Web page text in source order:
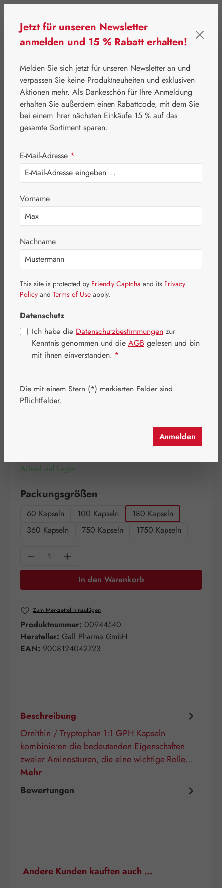
⌂ Gall Pharma Aminosäuren
Ornithin /
Tryptophan 1:1
GPH Kapseln
Bildergalerie überspringen
(1.293,98 € / 1 Kilogramm)
Artikel auf Lager.
Packungsgrößen
60 Kapseln 100 Kapseln
180 Kapseln
360 Kapseln
750 Kapseln 1750 Kapseln
Produkt Anzahl: Gib den gewünschten
In den Warenkorb
Zum Merkzettel hinzufügen
Produktnummer: 00944540
Hersteller: Gall Pharma GmbH
EAN: 9008124042723
Beschreibung
Ornithin / Tryptophan 1:1 GPH Kapseln
kombinieren die bedeutenden Eigenschaften
zweier Aminosäuren, die eine wichtige Rolle…
Mehr
Bewertungen
Produktgalerie überspringen
Andere Kunden kauften auch …
Jetzt für unseren Newsletter
anmelden und 15 % Rabatt erhalten!
Melden Sie sich jetzt für unseren Newsletter an und
verpassen Sie keine Produktneuheiten und exklusiven
Aktionen mehr. Als Dankeschön für Ihre Anmeldung
erhalten Sie außerdem einen Rabattcode, mit dem Sie
bei einem Ihrer nächsten Einkäufe 15 % auf das
gesamte Sortiment sparen.
E-Mail-Adresse *
Vorname
Nachname
This site is protected by Friendly Captcha and its Privacy
Policy and Terms of Use apply.
Datenschutz
Ich habe die Datenschutzbestimmungen zur
Kenntnis genommen und die AGB gelesen und bin
mit ihnen einverstanden. *
Die mit einem Stern (*) markierten Felder sind
Pflichtfelder.
Anmelden